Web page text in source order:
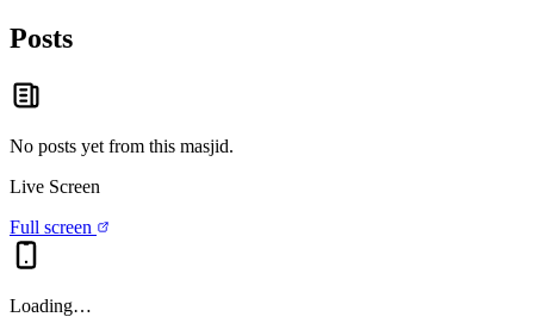
Posts
No posts yet from this masjid.
Live Screen
Full screen
Loading…